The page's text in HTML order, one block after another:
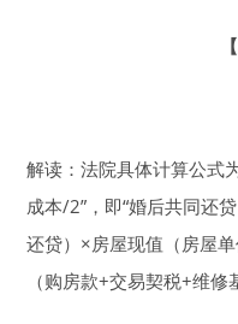
解读：法院具体计算公式
成本/2”，即“婚后共同还
还贷）×房屋现值（房屋
（购房款+交易契税+维修